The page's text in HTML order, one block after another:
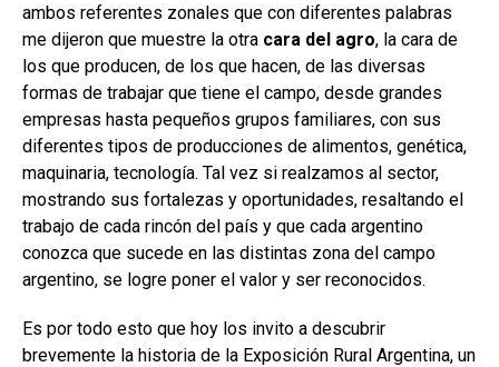
ambos referentes zonales que con diferentes palabras
me dijeron que muestre la otra cara del agro, la cara de
los que producen, de los que hacen, de las diversas
formas de trabajar que tiene el campo, desde grandes
empresas hasta pequeños grupos familiares, con sus
diferentes tipos de producciones de alimentos, genética,
maquinaria, tecnología. Tal vez si realzamos al sector,
mostrando sus fortalezas y oportunidades, resaltando el
trabajo de cada rincón del país y que cada argentino
conozca que sucede en las distintas zona del campo
argentino, se logre poner el valor y ser reconocidos.
Es por todo esto que hoy los invito a descubrir
brevemente la historia de la Exposición Rural Argentina, un